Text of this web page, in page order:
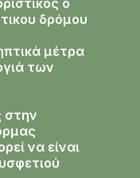
ό
δρόμου
μέτρα
των
στην
να είναι